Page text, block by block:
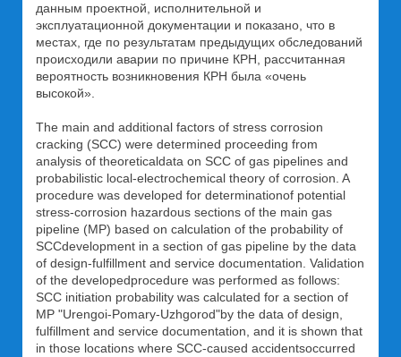
данным проектной, исполнительной и
эксплуатационной документации и показано, что в
местах, где по результатам предыдущих обследований
происходили аварии по причине КРН, рассчитанная
вероятность возникновения КРН была «очень
высокой».
The main and additional factors of stress corrosion
cracking (SCC) were determined proceeding from
analysis of theoreticaldata on SCC of gas pipelines and
probabilistic local-electrochemical theory of corrosion. A
procedure was developed for determinationof potential
stress-corrosion hazardous sections of the main gas
pipeline (MP) based on calculation of the probability of
SCCdevelopment in a section of gas pipeline by the data
of design-fulfillment and service documentation. Validation
of the developedprocedure was performed as follows:
SCC initiation probability was calculated for a section of
MP "Urengoi-Pomary-Uzhgorod"by the data of design,
fulfillment and service documentation, and it is shown that
in those locations where SCC-caused accidentsoccurred